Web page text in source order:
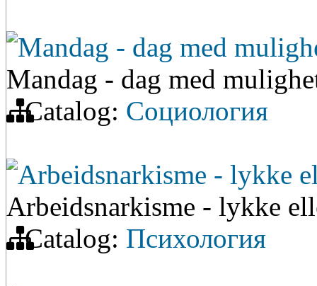
Mandag - dag med
Mandag - dag med
Catalog: Социология
Arbeidsnarkisme - lykke
Arbeidsnarkisme - lykke
Catalog: Психология